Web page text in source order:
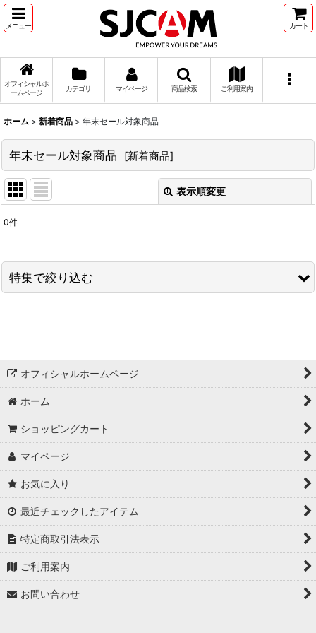
メニュー カート
オフィシャルホ
ームページ
カテゴリ マイページ 商品検索 ご利用案内
ホーム > 新着商品 > 年末セール対象商品
年末セール対象商品 [新着商品]
表示順変更
並び順 :
0件
特集で絞り込む
年末セール対象商品
SJ8シリーズ
オフィシャルホームページ
ホーム
ショッピングカート
マイページ
お気に入り
最近チェックしたアイテム
特定商取引法表示
ご利用案内
お問い合わせ